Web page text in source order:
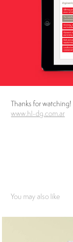
Thanks for watching!
www.hl-dg.com.ar
You may also like